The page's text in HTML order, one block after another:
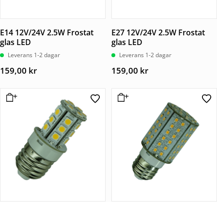
E14 12V/24V 2.5W Frostat
glas LED
Leverans 1-2 dagar
159,00 kr
E27 12V/24V 2.5W Frostat
glas LED
Leverans 1-2 dagar
159,00 kr